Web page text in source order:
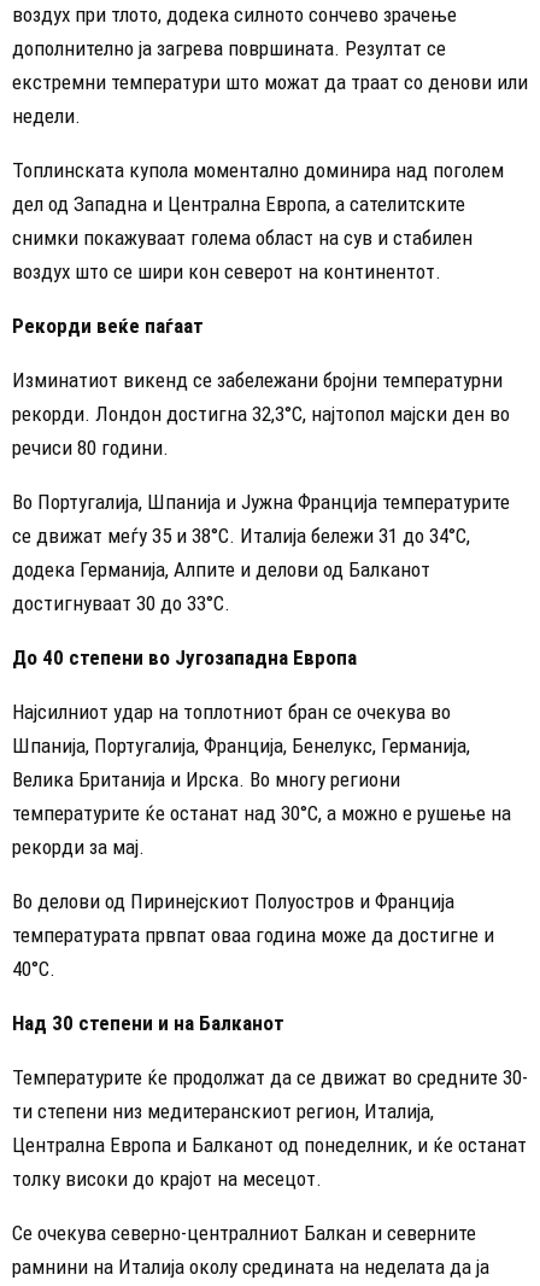
воздух при тлото, додека силното сончево зрачење
дополнително ја загрева површината. Резултат се
екстремни температури што можат да траат со денови или
недели.
Топлинската купола моментално доминира над поголем
дел од Западна и Централна Европа, а сателитските
снимки покажуваат голема област на сув и стабилен
воздух што се шири кон северот на континентот.
Рекорди веќе паѓаат
Изминатиот викенд се забележани бројни температурни
рекорди. Лондон достигна 32,3°C, најтопол мајски ден во
речиси 80 години.
Во Португалија, Шпанија и Јужна Франција температурите
се движат меѓу 35 и 38°C. Италија бележи 31 до 34°C,
додека Германија, Алпите и делови од Балканот
достигнуваат 30 до 33°C.
До 40 степени во Југозападна Европа
Најсилниот удар на топлотниот бран се очекува во
Шпанија, Португалија, Франција, Бенелукс, Германија,
Велика Британија и Ирска. Во многу региони
температурите ќе останат над 30°C, а можно е рушење на
рекорди за мај.
Во делови од Пиринејскиот Полуостров и Франција
температурата првпат оваа година може да достигне и
40°C.
Над 30 степени и на Балканот
Температурите ќе продолжат да се движат во средните 30-
ти степени низ медитеранскиот регион, Италија,
Централна Европа и Балканот од понеделник, и ќе останат
толку високи до крајот на месецот.
Се очекува северно-централниот Балкан и северните
рамнини на Италија околу средината на неделата да ја